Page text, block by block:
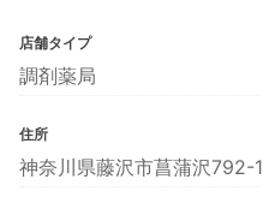
店舗タイプ
調剤薬局
住所
神奈川県藤沢市菖蒲沢792-1